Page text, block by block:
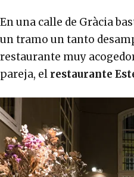
En una calle de Gràcia
un tramo un tanto
restaurante muy
pareja, el restaurante